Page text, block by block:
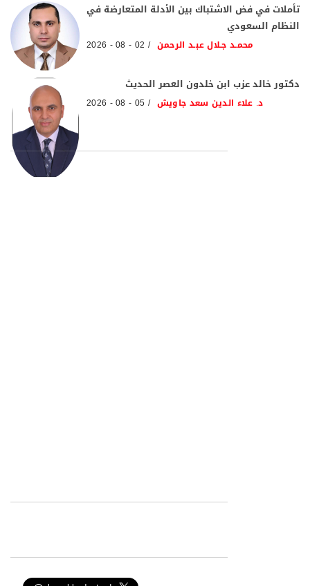
تأملات في فض الاشتباك بين الأدلة المتعارضة في
النظام السعودي
محمـد جـلال عبـد الرحمن 02 - 08 - 2026
دكتور خالد عزب ابن خلدون العصر الحديث
د. علاء الدين سعد جاويش 05 - 08 - 2026